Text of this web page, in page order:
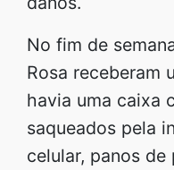
No fim de
Rosa receberam
havia uma caixa
saqueados pela
celular, panos de